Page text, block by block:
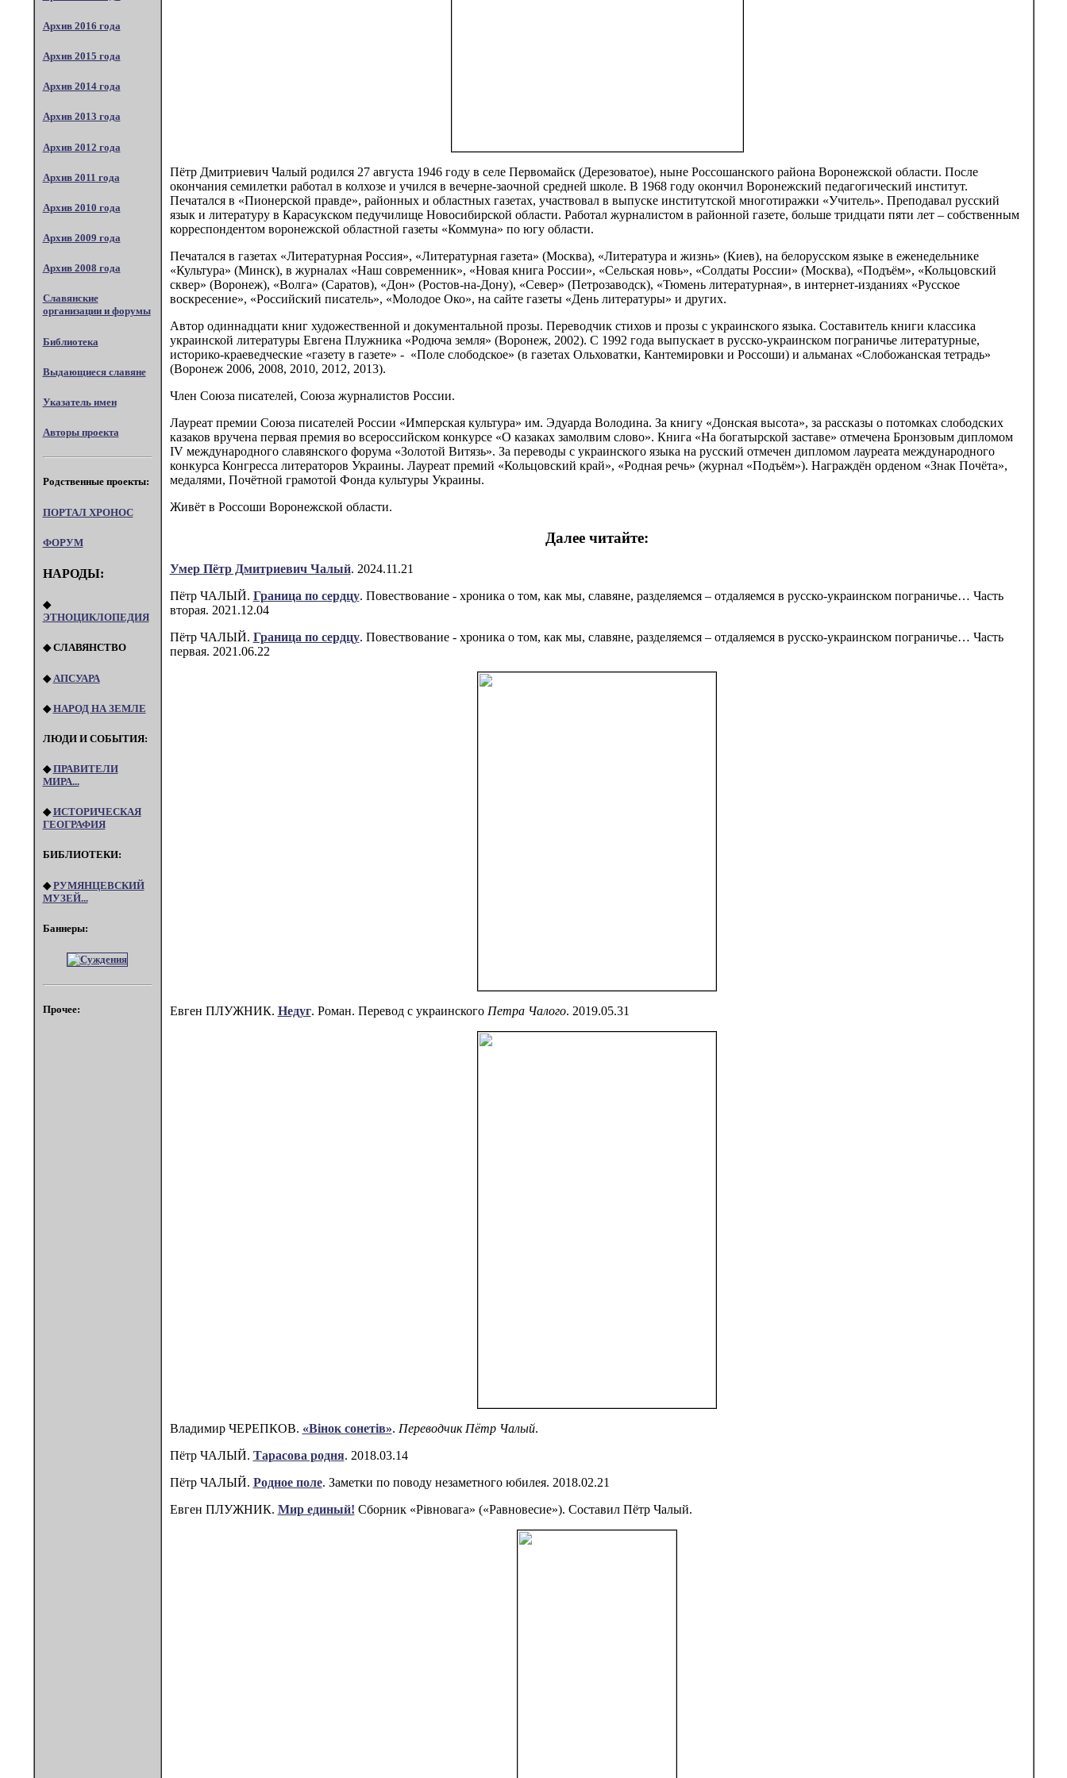
Архив 2016 года
Архив 2015 года
Архив 2014 года
Архив 2013 года
Архив 2012 года
Архив 2011 года
Архив 2010 года
Архив 2009 года
Архив 2008 года
Славянские
организации и форумы
Библиотека
Выдающиеся славяне
Указатель имен
Авторы проекта
Родственные проекты:
ПОРТАЛ XPOHOC
ФОРУМ
НАРОДЫ:
◆
ЭТНОЦИКЛОПЕДИЯ
◆ СЛАВЯНСТВО
◆ АПСУАРА
◆НАРОД НА ЗЕМЛЕ
ЛЮДИ И СОБЫТИЯ:
◆ПРАВИТЕЛИ
МИРА...
◆ИСТОРИЧЕСКАЯ
ГЕОГРАФИЯ
БИБЛИОТЕКИ:
◆РУМЯНЦЕВСКИЙ
МУЗЕЙ...
Баннеры:
Прочее:
Пётр Дмитриевич Чалый родился 27 августа 1946 году в селе Первомайск (Дерезоватое), ныне Россошанского района Воронежской области. После
окончания семилетки работал в колхозе и учился в вечерне-заочной средней школе. В 1968 году окончил Воронежский педагогический институт.
Печатался в «Пионерской правде», районных и областных газетах, участвовал в выпуске институтской многотиражки «Учитель». Преподавал русский
язык и литературу в Карасукском педучилище Новосибирской области. Работал журналистом в районной газете, больше тридцати пяти лет – собственным
корреспондентом воронежской областной газеты «Коммуна» по югу области.
Печатался в газетах «Литературная Россия», «Литературная газета» (Москва), «Литература и жизнь» (Киев), на белорусском языке в еженедельнике
«Культура» (Минск), в журналах «Наш современник», «Новая книга России», «Сельская новь», «Солдаты России» (Москва), «Подъём», «Кольцовский
сквер» (Воронеж), «Волга» (Саратов), «Дон» (Ростов-на-Дону), «Север» (Петрозаводск), «Тюмень литературная», в интернет-изданиях «Русское
воскресение», «Российский писатель», «Молодое Око», на сайте газеты «День литературы» и других.
Автор одиннадцати книг художественной и документальной прозы. Переводчик стихов и прозы с украинского языка. Составитель книги классика
украинской литературы Евгена Плужника «Родюча земля» (Воронеж, 2002). С 1992 года выпускает в русско-украинском пограничье литературные,
историко-краеведческие «газету в газете» - «Поле слободское» (в газетах Ольховатки, Кантемировки и Россоши) и альманах «Слобожанская тетрадь»
(Воронеж 2006, 2008, 2010, 2012, 2013).
Член Союза писателей, Союза журналистов России.
Лауреат премии Союза писателей России «Имперская культура» им. Эдуарда Володина. За книгу «Донская высота», за рассказы о потомках слободских
казаков вручена первая премия во всероссийском конкурсе «О казаках замолвим слово». Книга «На богатырской заставе» отмечена Бронзовым дипломом
IV международного славянского форума «Золотой Витязь». За переводы с украинского языка на русский отмечен дипломом лауреата международного
конкурса Конгресса литераторов Украины. Лауреат премий «Кольцовский край», «Родная речь» (журнал «Подъём»). Награждён орденом «Знак Почёта»,
медалями, Почётной грамотой Фонда культуры Украины.
Живёт в Россоши Воронежской области.
Далее читайте:
Умер Пётр Дмитриевич Чалый. 2024.11.21
Пётр ЧАЛЫЙ. Граница по сердцу. Повествование - хроника о том, как мы, славяне, разделяемся – отдаляемся в русско-украинском пограничье… Часть
вторая. 2021.12.04
Пётр ЧАЛЫЙ. Граница по сердцу. Повествование - хроника о том, как мы, славяне, разделяемся – отдаляемся в русско-украинском пограничье… Часть
первая. 2021.06.22
Евген ПЛУЖНИК. Недуг. Роман. Перевод с украинского Петра Чалого. 2019.05.31
Владимир ЧЕРЕПКОВ. «Вінок сонетів». Переводчик Пётр Чалый.
Пётр ЧАЛЫЙ. Тарасова родня. 2018.03.14
Пётр ЧАЛЫЙ. Родное поле. Заметки по поводу незаметного юбилея. 2018.02.21
Евген ПЛУЖНИК. Мир единый! Сборник «Рівновага» («Равновесие»). Составил Пётр Чалый.